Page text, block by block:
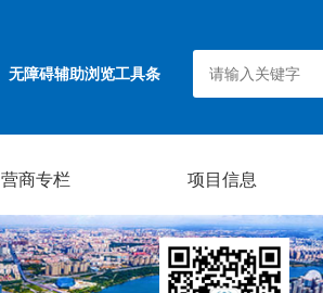
无障碍辅助浏览工具条
营商专栏 项目信息